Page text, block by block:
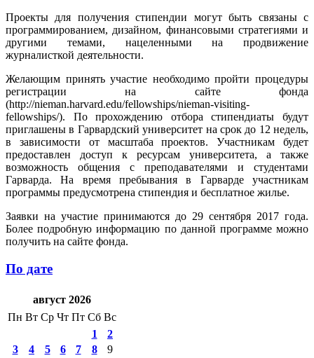
Проекты для получения стипендии могут быть связаны с
программированием, дизайном, финансовыми стратегиями и
другими темами, нацеленными на продвижение
журналисткой деятельности.
Желающим принять участие необходимо пройти процедуры
регистрации на сайте фонда
(http://nieman.harvard.edu/fellowships/nieman-visiting-
fellowships/). По прохождению отбора стипендиаты будут
приглашены в Гарвардский университет на срок до 12 недель,
в зависимости от масштаба проектов. Участникам будет
предоставлен доступ к ресурсам университета, а также
возможность общения с преподавателями и студентами
Гарварда. На время пребывания в Гарварде участникам
программы предусмотрена стипендия и бесплатное жилье.
Заявки на участие принимаются до 29 сентября 2017 года.
Более подробную информацию по данной программе можно
получить на сайте фонда.
По дате
август 2026
Пн Вт Ср Чт Пт Сб Вс
1
2
3
4 5 6 7 8
9